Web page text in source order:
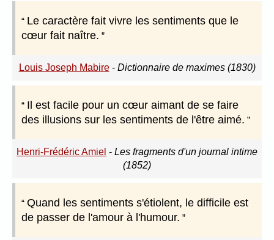
Le caractère fait vivre les sentiments que le
cœur fait naître.
Louis Joseph Mabire- Dictionnaire de maximes (1830)
Il est facile pour un cœur aimant de se faire
des illusions sur les sentiments de l'être aimé.
Henri-Frédéric Amiel - Les fragments d'un journal intime
(1852)
Quand les sentiments s'étiolent, le difficile est
de passer de l'amour à l'humour.